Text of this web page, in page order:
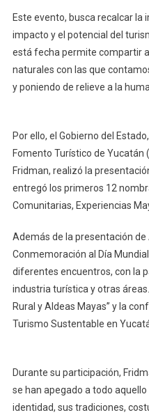
Este evento, busca recalcar la
impacto y el potencial del
está fecha permite compartir
naturales con las que
y poniendo de relieve a la
Por ello, el Gobierno del
Fomento Turístico de Yucatán
Fridman, realizó la
entregó los primeros 12
Comunitarias, Experiencias
Además de la presentación de
Conmemoración al Día
diferentes encuentros, con la
industria turística y otras
Rural y Aldeas Mayas” y la
Turismo Sustentable en
Durante su participación,
se han apegado a todo
identidad, sus tradiciones,